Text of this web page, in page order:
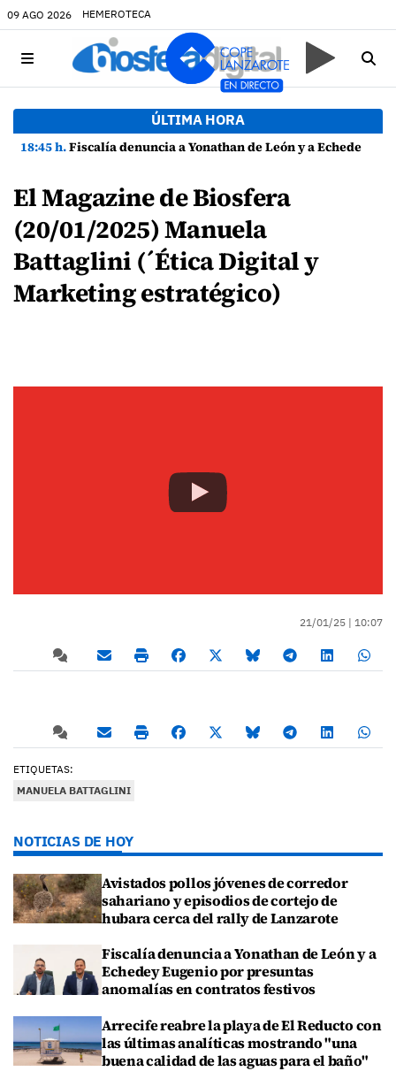
09 AGO 2026 HEMEROTECA
ÚLTIMA HORA
18:45 h.Fiscalía denuncia a Yonathan de León y a Echedey Eugenio por presuntas anomalías en contratos festivos
El Magazine de Biosfera
(20/01/2025) Manuela
Battaglini (´Ética Digital y
Marketing estratégico)
21/01/25 | 10:07
ETIQUETAS:
MANUELA BATTAGLINI
NOTICIAS DE HOY
Avistados pollos jóvenes de corredor
sahariano y episodios de cortejo de
hubara cerca del rally de Lanzarote
Fiscalía denuncia a Yonathan de León y a
Echedey Eugenio por presuntas
anomalías en contratos festivos
Arrecife reabre la playa de El Reducto con
las últimas analíticas mostrando "una
buena calidad de las aguas para el baño"